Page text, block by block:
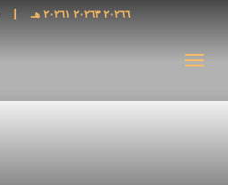
٢٠٢٦٦ ٢٠٢٦٣ ٢٠٢٦١ هـ